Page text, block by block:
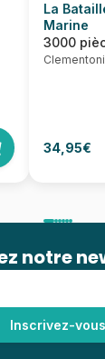
La
Marine
3000
Clementoni
34,95€
notre